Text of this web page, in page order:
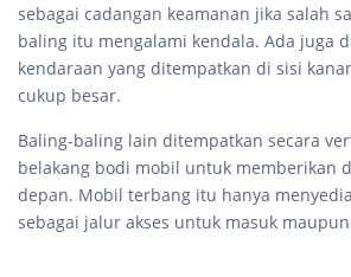
sebagai cadangan keamanan jika salah
baling itu mengalami kendala. Ada juga
kendaraan yang ditempatkan di sisi
cukup besar.
Baling-baling lain ditempatkan secara
belakang bodi mobil untuk memberikan
depan. Mobil terbang itu hanya
sebagai jalur akses untuk masuk